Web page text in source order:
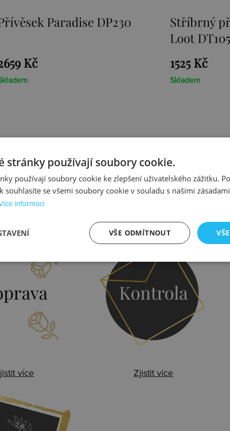
přívěsek Sunken
Kč
Přívěsek
1467 Kč
Skladem
z rhodiovaného nebo zlaceného stříbra
stříbrným řetízkem. Každý přívěsek je osazen
kolekce - jedinečnouEmozionia roztomilou
více
Kontrola
Zjistit více
stránky používají soubory cookie.
používají soubory cookie ke zlepšení uživatelského zážitku.
souhlasíte se všemi soubory cookie v souladu s našimi
informací
VŠE ODMÍTNOUT